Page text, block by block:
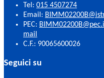
Tel: 015 4507274
Email:
PEC:
mail
C.F.: 90065600026
Seguici su